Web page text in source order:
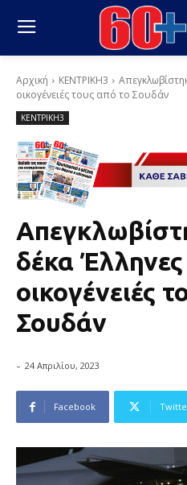
Αρχική ΚΕΝΤΡΙΚΗ3
οικογένειές τους από το Σουδάν
ΚΕΝΤΡΙΚΗ3
δέκα Έλληνες
οικογένειές
Σουδάν
- 24 Απριλίου, 2023
Facebook